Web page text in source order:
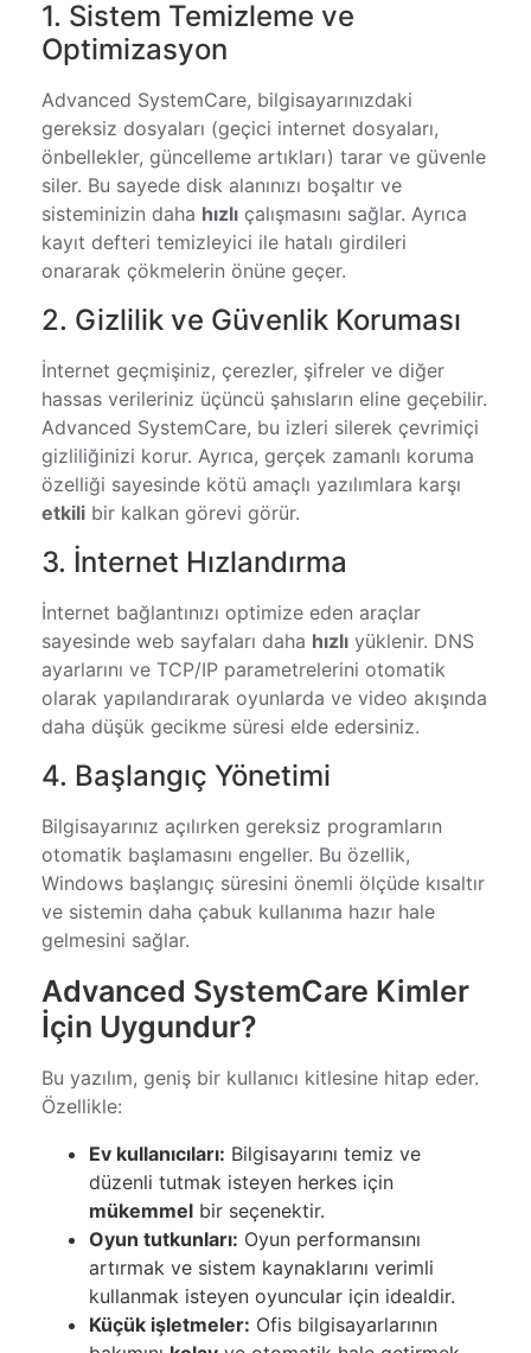
1. Sistem Temizleme ve
Optimizasyon
Advanced SystemCare, bilgisayarınızdaki
gereksiz dosyaları (geçici internet dosyaları,
önbellekler, güncelleme artıkları) tarar ve güvenle
siler. Bu sayede disk alanınızı boşaltır ve
sisteminizin daha hızlı çalışmasını sağlar. Ayrıca
kayıt defteri temizleyici ile hatalı girdileri
onararak çökmelerin önüne geçer.
2. Gizlilik ve Güvenlik Koruması
İnternet geçmişiniz, çerezler, şifreler ve diğer
hassas verileriniz üçüncü şahısların eline geçebilir.
Advanced SystemCare, bu izleri silerek çevrimiçi
gizliliğinizi korur. Ayrıca, gerçek zamanlı koruma
özelliği sayesinde kötü amaçlı yazılımlara karşı
etkili bir kalkan görevi görür.
3. İnternet Hızlandırma
İnternet bağlantınızı optimize eden araçlar
sayesinde web sayfaları daha hızlı yüklenir. DNS
ayarlarını ve TCP/IP parametrelerini otomatik
olarak yapılandırarak oyunlarda ve video akışında
daha düşük gecikme süresi elde edersiniz.
4. Başlangıç Yönetimi
Bilgisayarınız açılırken gereksiz programların
otomatik başlamasını engeller. Bu özellik,
Windows başlangıç süresini önemli ölçüde kısaltır
ve sistemin daha çabuk kullanıma hazır hale
gelmesini sağlar.
Advanced SystemCare Kimler
İçin Uygundur?
Bu yazılım, geniş bir kullanıcı kitlesine hitap eder.
Özellikle:
Ev kullanıcıları: Bilgisayarını temiz ve
düzenli tutmak isteyen herkes için
mükemmel bir seçenektir.
Oyun tutkunları: Oyun performansını
artırmak ve sistem kaynaklarını verimli
kullanmak isteyen oyuncular için idealdir.
Küçük işletmeler: Ofis bilgisayarlarının